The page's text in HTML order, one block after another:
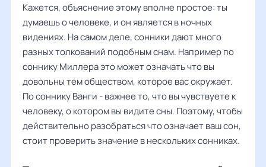
Кажется, объяснение этому вполне простое: ты
думаешь о человеке, и он является в ночных
видениях. На самом деле, сонники дают много
разных толкований подобным снам. Например по
соннику Миллера это может означать что вы
довольны тем обществом, которое вас окружает.
По соннику Ванги - важнее то, что вы чувствуете к
человеку, о котором вы видите сны. Поэтому, чтобы
действительно разобраться что означает ваш сон,
стоит проверить значение в нескольких сонниках.